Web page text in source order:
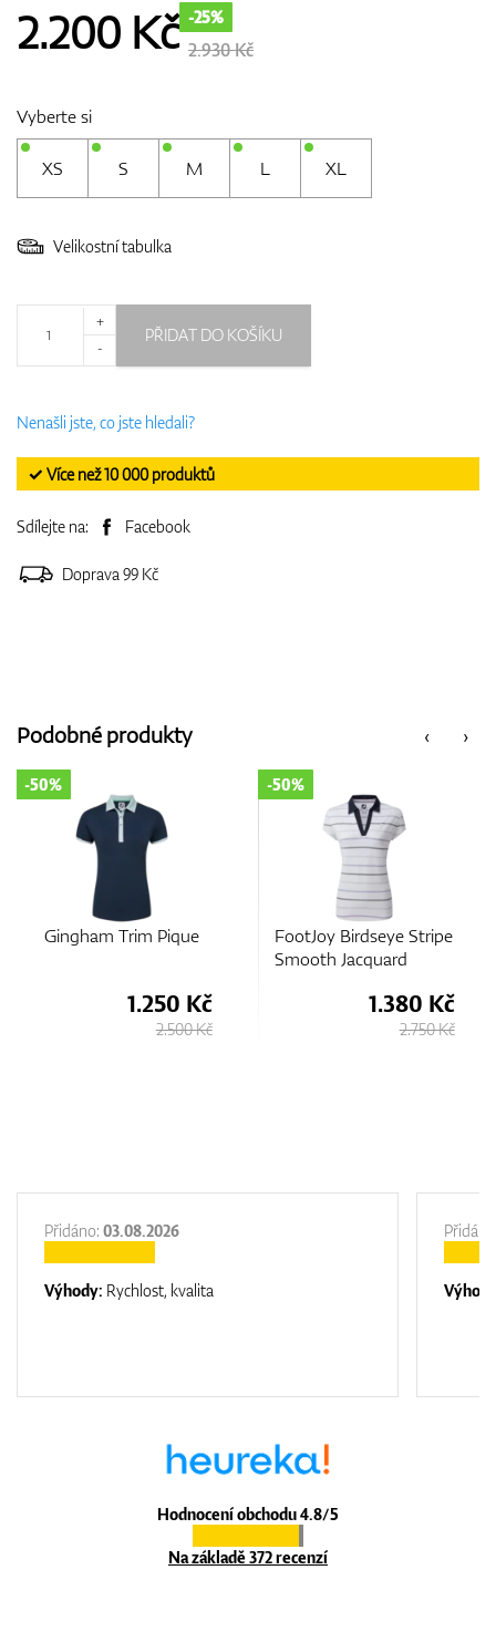
Doplňky
Dárkové poukazy
2.200 Kč -25%
2.930 Kč
Vyberte si
XS S M L XL
Velikostní tabulka
+
-
PŘIDAT DO KOŠÍKU
Nenašli jste, co jste hledali?
✓ Více než 10 000 produktů
Sdílejte na: Facebook
Doprava 99 Kč
‹
Podobné produkty ›
FootJoy Birdseye Stripe
1.380 Kč
FootJoy Texture Knit
Polo
2.380
Hodnocení obchodu 4.8/5
Na základě 372 recenzí
Přidáno: 03.08.2026
Výhody: Rychlost, kvalita